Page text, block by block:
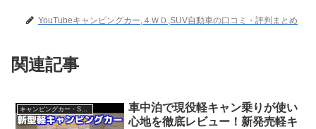
YouTubeキャンピングカー,４ＷＤ,SUV自動車の口コミ・評判まとめ
関連記事
キャンピングカー・SUV人気車種
車中泊で現役軽キャン乗りが使い
心地を徹底レビュー！新発売軽キ